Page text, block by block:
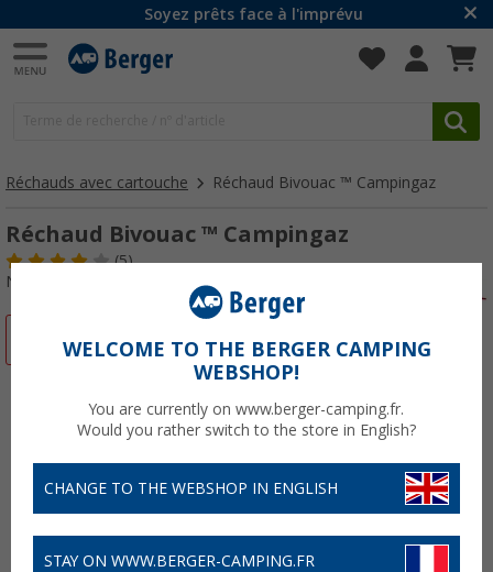
Soyez prêts face à l'imprévu
Réchauds avec cartouche Réchaud Bivouac ™ Campingaz
Réchaud Bivouac ™ Campingaz
(5)
N° d'art : 440800
-26%WELCOME TO THE BERGER CAMPING
WEBSHOP!
You are currently on www.berger-camping.fr.
Would you rather switch to the store in English?
CHANGE TO THE WEBSHOP IN ENGLISH
STAY ON WWW.BERGER-CAMPING.FR